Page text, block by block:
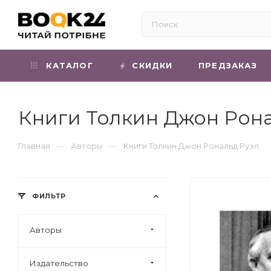
КАТАЛОГ СКИДКИ ПРЕДЗАКАЗ
Книги Толкин Джон
Главная — Авторы — Книги Толкин Джон Рональд Руэл
ФИЛЬТР
Авторы
Издательство